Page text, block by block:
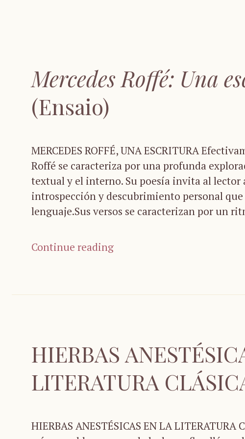
Mercedes Roffé: Una
(Ensaio)
MERCEDES ROFFÉ, UNA ESCRITURA
Roffé se caracteriza por una profunda
textual y el interno. Su poesía invita al lector
introspección y descubrimiento personal
lenguaje.Sus versos se caracterizan por un
Continue reading
HIERBAS
LITERATURA
HIERBAS ANESTÉSICAS EN LA